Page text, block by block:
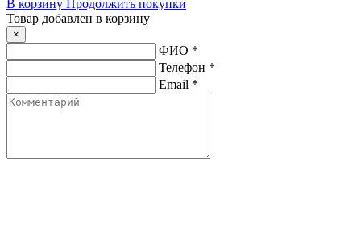
В корзину Продолжить покупки
Товар добавлен в корзину
×
ФИО *
Телефон *
Email *